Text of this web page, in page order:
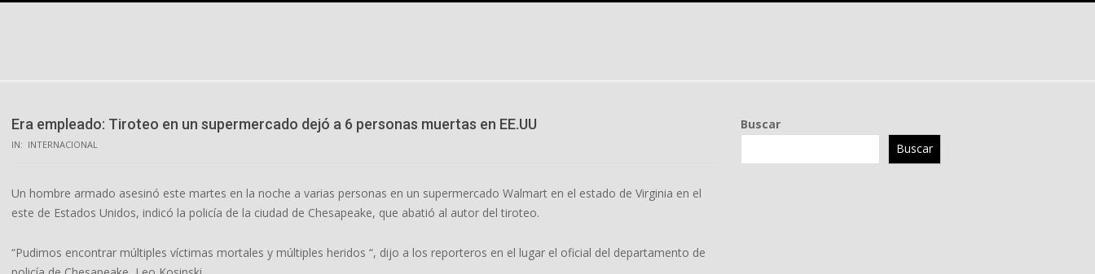
Era empleado: Tiroteo en un supermercado dejó a 6 personas muertas en EE.UU
IN: INTERNACIONAL
Un hombre armado asesinó este martes en la noche a varias personas en un supermercado Walmart en el estado de Virginia en el
este de Estados Unidos, indicó la policía de la ciudad de Chesapeake, que abatió al autor del tiroteo.
“Pudimos encontrar múltiples víctimas mortales y múltiples heridos “, dijo a los reporteros en el lugar el oficial del departamento de
Buscar
Buscar